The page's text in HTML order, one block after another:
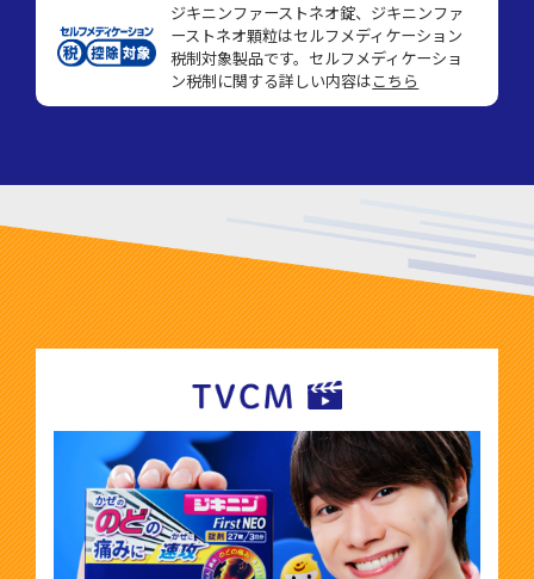
ジキニンファーストネオ錠、ジキニンファ
ーストネオ顆粒はセルフメディケーション
税制対象製品です。 セルフメディケーショ
ン税制に関する詳しい内容はこちら